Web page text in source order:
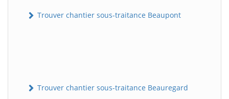
Trouver chantier sous-traitance Beaupont
Trouver chantier sous-traitance Beauregard